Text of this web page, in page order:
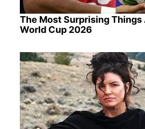
The Most Surprising Things
World Cup 2026